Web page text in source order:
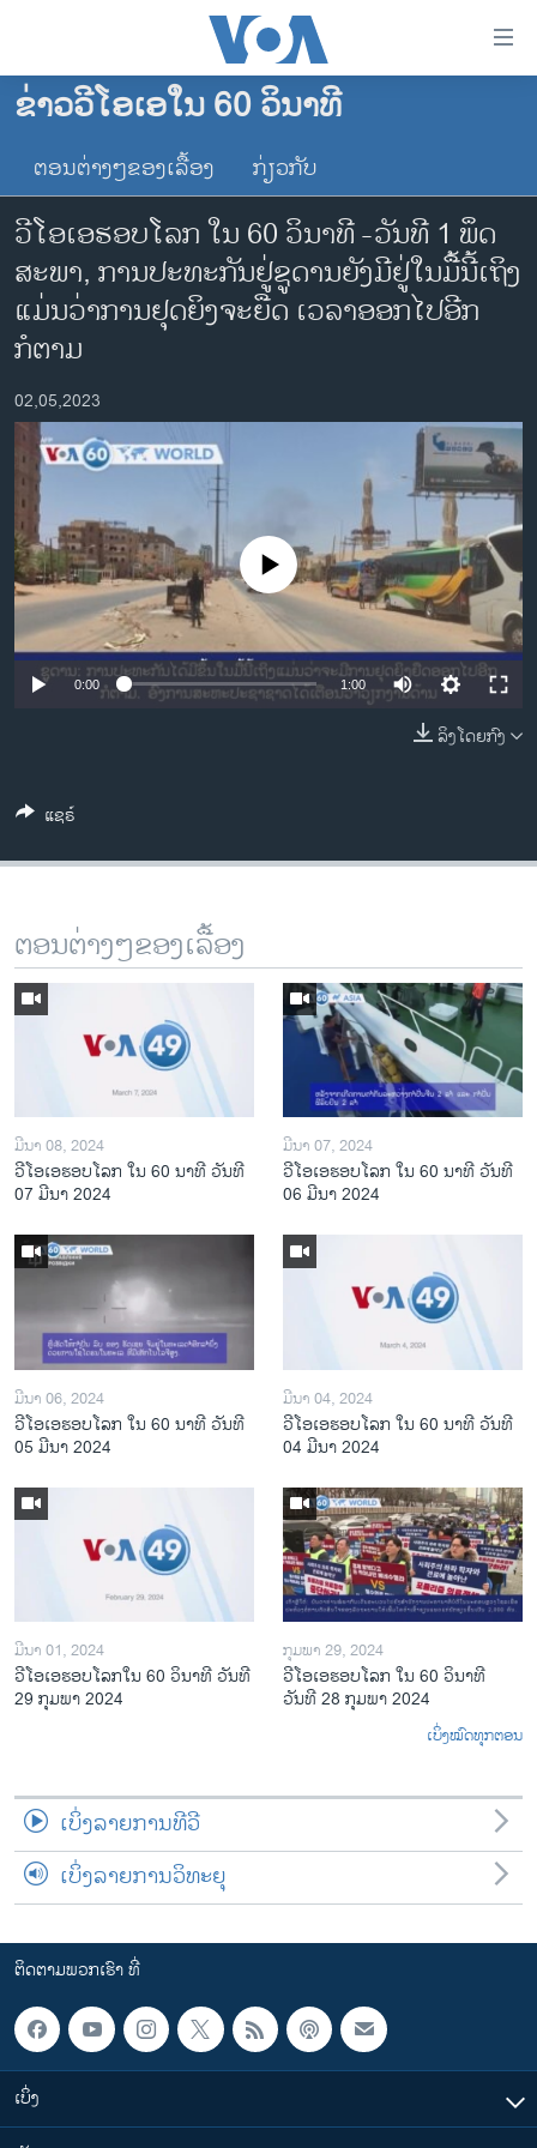
ເຂົ້າ
ຂ້າມ
ຂ້າມ
ໄປ
ຫາ
ຊອກ
ຄົ້ນ
ໂຮມເພຈ
ລາວ
ອາເມຣິກາ
ການເລືອກຕັ້ງ ປະທານາທີບໍດີ ສະຫະລັດ 2024
ຂ່າວ​ຈີນ
ໂລກ
ອິດສະຫຼະພາບດ້ານການຂ່າວ
ຊີວິດຊາວລາວ
ຊຸມຊົນຊາວລາວ
ວິທະຍາສາດ-ເທັກໂນໂລຈີ
ທຸລະກິດ
ພາສາອັງກິດ
ວີດີໂອ
ລາຍງານ
ຂ່າວວີໂອເອໃນ 60 ວິນາທີ
ຕອນຕ່າງໆຂອງເລື້ອງ ກ່ຽວກັບ
ວີໂອເອຮອບໂລກ ໃນ 60 ວິນາທີ -ວັນທີ 1 ພຶດ​
ສະ​ພາ, ການປະທະກັນຢູ່ຊູດານຍັງມີຢູ່ໃນມື້ນີ້ເຖິງ
ແມ່ນວ່າການຢຸດຍິງຈະຍືດ ເວ​ລາອອກໄປອີກ
ກໍຕາມ
02,05,2023
No media source currently available
0:00 1:00
ລິງໂດຍກົງ
ແຊຣ໌
ຕອນຕ່າງໆຂອງເລື້ອງ
ມີນາ 08, 2024
ວີໂອເອຮອບໂລກ ໃນ 60 ນາທີ ວັນທີ
07 ມີນາ 2024
ມີນາ 07, 2024
ວີໂອເອຮອບໂລກ ໃນ 60 ນາທີ ວັນທີ
06 ມີນາ 2024
ມີນາ 06, 2024
ວີໂອເອຮອບໂລກ ໃນ 60 ນາທີ ວັນທີ
05 ມີນາ 2024
ມີນາ 04, 2024
ວີໂອເອຮອບໂລກ ໃນ 60 ນາທີ ວັນທີ
04 ມີນາ 2024
ມີນາ 01, 2024
ວີໂອເອຮອບໂລກໃນ 60 ວິນາທີ ວັນທີ
29 ກຸມພາ 2024
ກຸມພາ 29, 2024
ວີໂອເອຮອບໂລກ ໃນ 60 ວິນາທີ
ວັນທີ 28 ກຸມພາ 2024
ເບິ່ງໝົດທຸກຕອນ
ເບິ່ງລາຍການທີວີ
ເບິ່ງລາຍການວິທະຍຸ
ຕິດຕາມພວກເຮົາ ທີ່
ເບິ່ງ